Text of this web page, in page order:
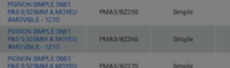
PIGNON SIMPLE 06B1
PAS 9,525MM A MOYEU
AMOVIBLE - 1210
PMA3/8Z25S Simple
PIGNON SIMPLE 06B1
PAS 9,525MM A MOYEU
AMOVIBLE - 1210
PMA3/8Z26S Simple
PIGNON SIMPLE 06B1
PAS 9,525MM A MOYEU
PMA3/8Z27S Simple